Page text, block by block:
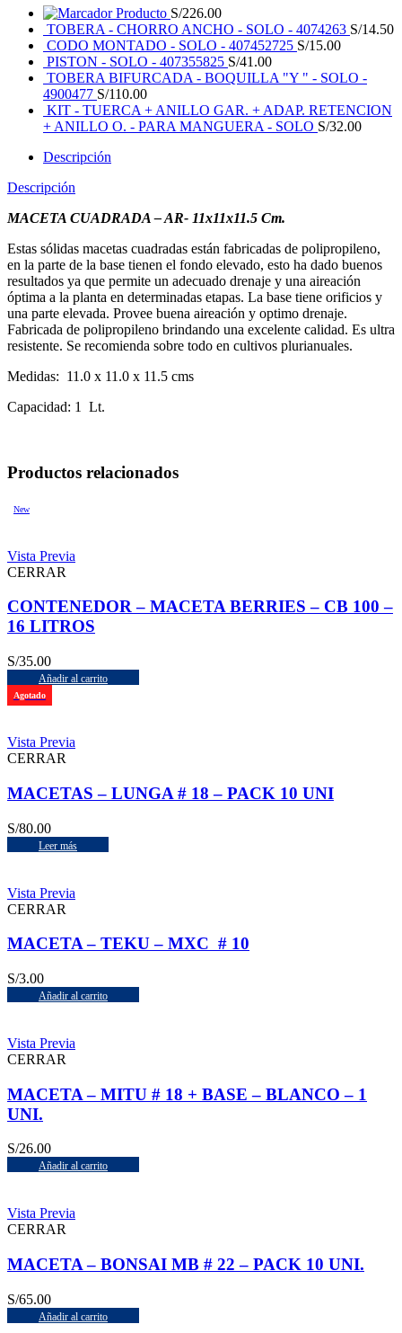
Cm.
cantidad
Producto S/226.00
TOBERA - CHORRO ANCHO - SOLO - 4074263 S/14.50
CODO MONTADO - SOLO - 407452725 S/15.00
PISTON - SOLO - 407355825 S/41.00
TOBERA BIFURCADA - BOQUILLA "Y " - SOLO -
4900477 S/110.00
KIT - TUERCA + ANILLO GAR. + ADAP. RETENCION
+ ANILLO O. - PARA MANGUERA - SOLO S/32.00
Descripción
Descripción
MACETA CUADRADA – AR- 11x11x11.5 Cm.
Estas sólidas macetas cuadradas están fabricadas de polipropileno,
en la parte de la base tienen el fondo elevado, esto ha dado buenos
resultados ya que permite un adecuado drenaje y una aireación
óptima a la planta en determinadas etapas. La base tiene orificios y
una parte elevada. Provee buena aireación y optimo drenaje.
Fabricada de polipropileno brindando una excelente calidad. Es ultra
resistente. Se recomienda sobre todo en cultivos plurianuales.
Medidas: 11.0 x 11.0 x 11.5 cms
Capacidad: 1 Lt.
Productos relacionados
New
Vista Previa
CERRAR
CONTENEDOR – MACETA BERRIES – CB 100 –
16 LITROS
S/35.00
Añadir al carrito
Agotado
Vista Previa
CERRAR
MACETAS – LUNGA # 18 – PACK 10 UNI
S/80.00
Leer más
Vista Previa
CERRAR
MACETA – TEKU – MXC # 10
S/3.00
Añadir al carrito
Vista Previa
CERRAR
MACETA – MITU # 18 + BASE – BLANCO – 1
UNI.
S/26.00
Añadir al carrito
Vista Previa
CERRAR
MACETA – BONSAI MB # 22 – PACK 10 UNI.
S/65.00
Añadir al carrito